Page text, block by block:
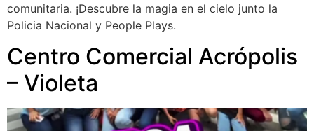
comunitaria. ¡Descubre la magia en el cielo junto la
Policia Nacional y People Plays.
Centro Comercial Acrópolis
– Violeta